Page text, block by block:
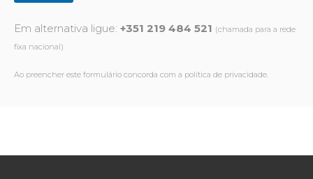
Em alternativa ligue: +351 219 484 521 (chamada para a rede
fixa nacional)
Ao preencher este formulário concorda com a política de privacidade.